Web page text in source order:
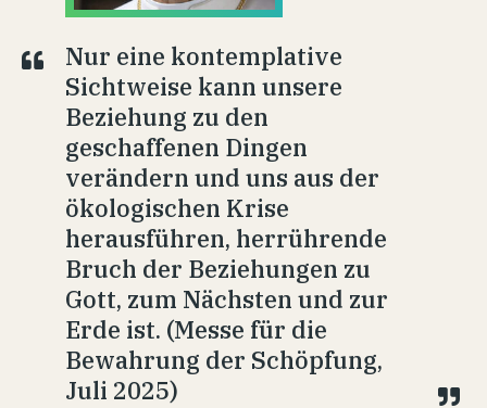
Nur eine kontemplative
Sichtweise kann unsere
Beziehung zu den
geschaffenen Dingen
verändern und uns aus der
ökologischen Krise
herausführen, herrührende
Bruch der Beziehungen zu
Gott, zum Nächsten und zur
Erde ist. (Messe für die
Bewahrung der Schöpfung,
Juli 2025)